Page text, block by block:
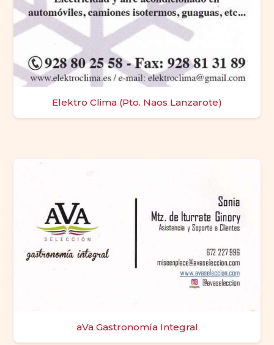
Elektro Clima (Pto. Naos Lanzarote)
aVa Gastronomía Integral